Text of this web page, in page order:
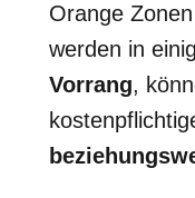
Orange
werden in
Vorrang,